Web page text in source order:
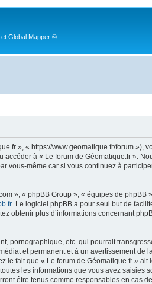
Global Mapper ©
», « https://www.geomatique.fr/forum »),
à « Le forum de Géomatique.fr ».
même car si vous continuez à
», « phpBB Group », « équipes de
. Le logiciel phpBB a pour seul but de
obtenir plus d’informations concernant
etc. qui pourrait
et permanent et à un avertissement de
fait que « Le forum de Géomatique.fr »
les informations que vous avez
être tenus comme responsables en cas